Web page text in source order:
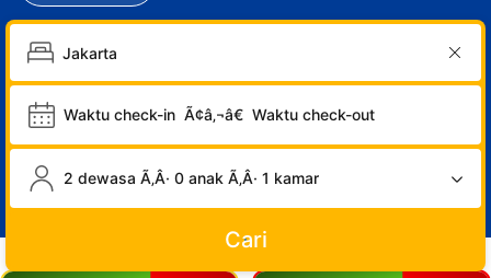
Waktu check-in Ã¢â‚¬â€ Waktu check-out
2 dewasa Ã‚Â· 0 anak Ã‚Â· 1 kamar
Cari